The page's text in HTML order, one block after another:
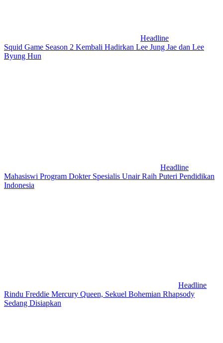
Headline
Squid Game Season 2 Kembali Hadirkan Lee Jung Jae dan Lee
Byung Hun
Headline
Mahasiswi Program Dokter Spesialis Unair Raih Puteri Pendidikan
Indonesia
Headline
Rindu Freddie Mercury Queen, Sekuel Bohemian Rhapsody
Sedang Disiapkan